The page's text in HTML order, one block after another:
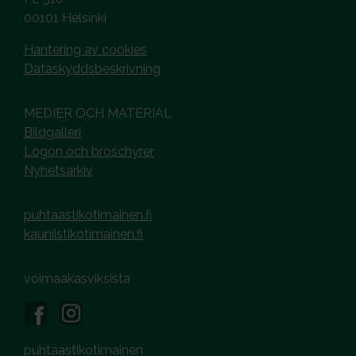
00101 Helsinki
Hantering av cookies
Dataskyddsbeskrivning
MEDIER OCH MATERIAL
Bildgalleri
Logon och broschyrer
Nyhetsarkiv
puhtaastikotimainen.fi
kauniistikotimainen.fi
voimaakasviksista
puhtaastikotimainen